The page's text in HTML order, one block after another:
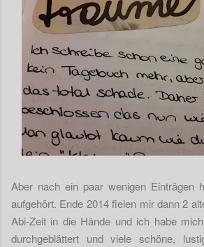
Aber nach ein paar wenigen Einträgen
aufgehört. Ende 2014 fielen mir dann 2
Abi-Zeit in die Hände und ich habe
durchgeblättert und viele schöne,